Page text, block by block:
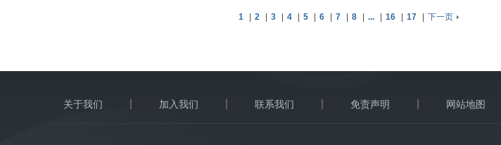
1 | 2 | 3 | 4 | 5 | 6 | 7 | 8 | ... | 16 | 17 | 下一页
关于我们 加入我们 联系我们 免责声明 网站地图